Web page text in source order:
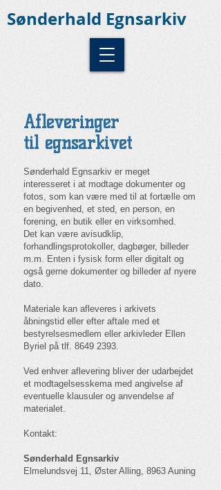
Sønderhald Egnsarkiv
Afleveringer
til egnsarkivet
Sønderhald Egnsarkiv er meget
interesseret i at modtage dokumenter og
fotos, som kan være med til at fortælle om
en begivenhed, et sted, en person, en
forening, en butik eller en virksomhed.
Det kan være avisudklip,
forhandlingsprotokoller, dagbøger, billeder
m.m. Enten i fysisk form eller digitalt og
også gerne dokumenter og billeder af nyere
dato.
Materiale kan afleveres i arkivets
åbningstid eller efter aftale med et
bestyrelsesmedlem eller arkivleder Ellen
Byriel på tlf. 8649 2393.
Ved enhver aflevering bliver der udarbejdet
et modtagelsesskema med angivelse af
eventuelle klausuler og anvendelse af
materialet.
Kontakt:
Sønderhald Egnsarkiv
Elmelundsvej 11, Øster Alling, 8963 Auning